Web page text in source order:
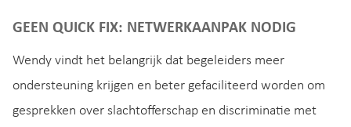
GEEN QUICK FIX: NETWERKAANPAK NODIG
Wendy vindt het belangrijk dat begeleiders meer
ondersteuning krijgen en beter gefaciliteerd worden om
gesprekken over slachtofferschap en discriminatie met